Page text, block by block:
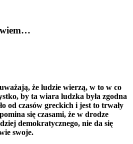
że ludzie wierzą, w to w co
by ta wiara ludzka była zgodna
od czasów greckich i jest to trwały
się czasami, że w drodze
demokratycznego, nie da się
swoje.